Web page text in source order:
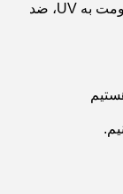
4مقاومت به دمای بالا، مقاومت به رنگ، مقاومت به UV، ضد